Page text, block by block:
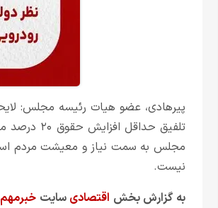
مجلس به سمت نیاز و معیشت مردم
نیست.
به گزارش بخش اقتصادی سایت خبرمهم